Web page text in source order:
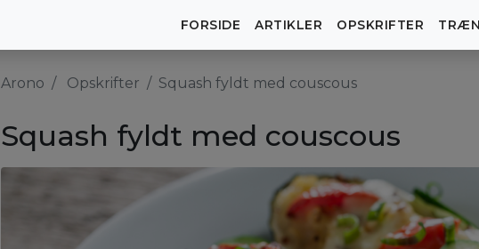
FORSIDE ARTIKLER OPSKRIFTER
Arono Opskrifter Squash fyldt med couscous
Squash fyldt med couscous